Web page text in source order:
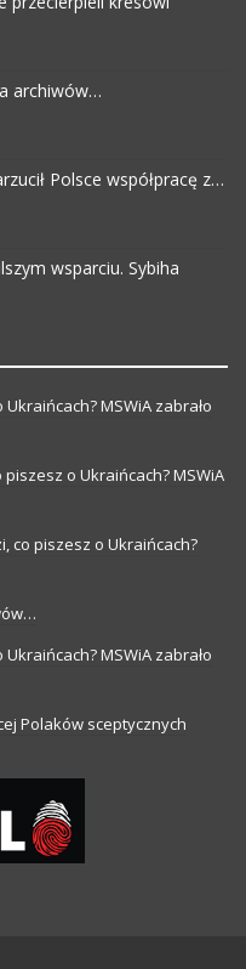
archiwów…
Polsce współpracę z…
wsparciu. Sybiha
MSWiA zabrało
o Ukraińcach? MSWiA
co piszesz o Ukraińcach?
MSWiA zabrało
Polaków sceptycznych